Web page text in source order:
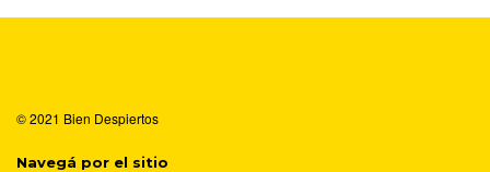
© 2021 Bien Despiertos
Navegá por el sitio